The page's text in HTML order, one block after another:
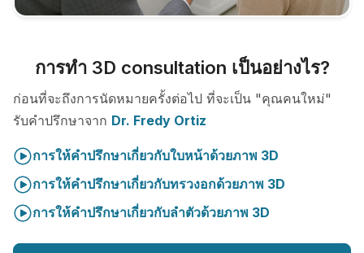
การทำ 3D consultation เป็นอย่างไร?
ก่อนที่จะถึงการนัดหมายครั้งต่อไป ที่จะเป็น "คุณคนใหม่"
รับคำปรึกษาจาก Dr. Fredy Ortiz
การให้คำปรึกษาเกี่ยวกับใบหน้าด้วยภาพ 3D
การให้คำปรึกษาเกี่ยวกับทรวงอกด้วยภาพ 3D
การให้คำปรึกษาเกี่ยวกับลำตัวด้วยภาพ 3D